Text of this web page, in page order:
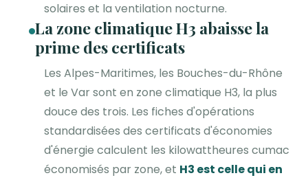
solaires et la ventilation nocturne.
La zone climatique H3 abaisse la
prime des certificats
Les Alpes-Maritimes, les Bouches-du-Rhône
et le Var sont en zone climatique H3, la plus
douce des trois. Les fiches d'opérations
standardisées des certificats d'économies
d'énergie calculent les kilowattheures cumac
économisés par zone, et H3 est celle qui en